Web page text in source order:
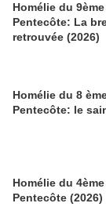
Homélie du
Pentecôte: La
retrouvée (2026)
Homélie du 8
Pentecôte: le
Homélie du
Pentecôte